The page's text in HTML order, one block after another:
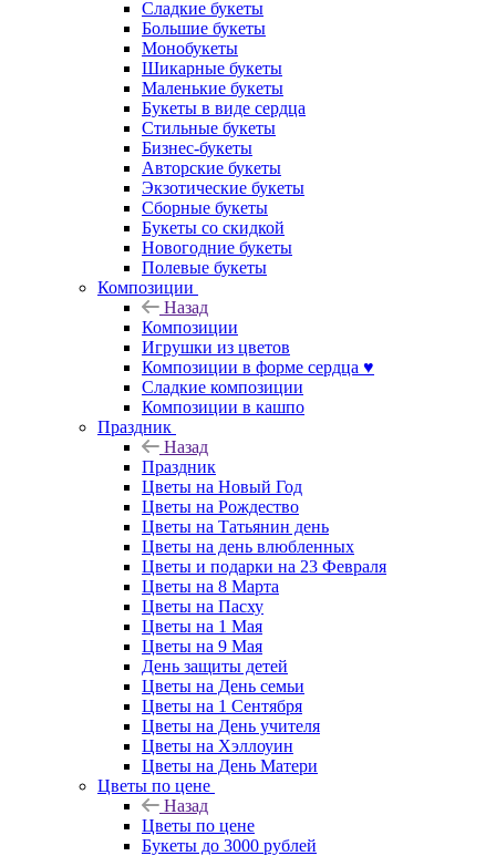
Сладкие букеты
Большие букеты
Монобукеты
Шикарные букеты
Маленькие букеты
Букеты в виде сердца
Стильные букеты
Бизнес-букеты
Авторские букеты
Экзотические букеты
Сборные букеты
Букеты со скидкой
Новогодние букеты
Полевые букеты
Композиции
Назад
Композиции
Игрушки из цветов
Композиции в форме сердца ♥
Сладкие композиции
Композиции в кашпо
Праздник
Назад
Праздник
Цветы на Новый Год
Цветы на Рождество
Цветы на Татьянин день
Цветы на день влюбленных
Цветы и подарки на 23 Февраля
Цветы на 8 Марта
Цветы на Пасху
Цветы на 1 Мая
Цветы на 9 Мая
День защиты детей
Цветы на День семьи
Цветы на 1 Сентября
Цветы на День учителя
Цветы на Хэллоуин
Цветы на День Матери
Цветы по цене
Назад
Цветы по цене
Букеты до 3000 рублей